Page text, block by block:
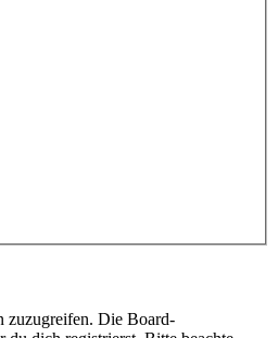
zuzugreifen. Die Board-